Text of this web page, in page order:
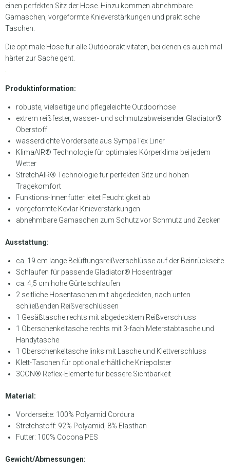
einen perfekten Sitz der Hose. Hinzu kommen abnehmbare
Gamaschen, vorgeformte Knieverstärkungen und praktische
Taschen.
Die optimale Hose für alle Outdooraktivitäten, bei denen es auch mal
härter zur Sache geht.
Produktinformation:
robuste, vielseitige und pflegeleichte Outdoorhose
extrem reißfester, wasser- und schmutzabweisender Gladiator®
Oberstoff
wasserdichte Vorderseite aus SympaTex Liner
KlimaAIR® Technologie für optimales Körperklima bei jedem
Wetter
StretchAIR® Technologie für perfekten Sitz und hohen
Tragekomfort
Funktions-Innenfutter leitet Feuchtigkeit ab
vorgeformte Kevlar-Knieverstärkungen
abnehmbare Gamaschen zum Schutz vor Schmutz und Zecken
Ausstattung:
ca. 19 cm lange Belüftungsreißverschlüsse auf der Beinrückseite
Schlaufen für passende Gladiator® Hosenträger
ca. 4,5 cm hohe Gürtelschlaufen
2 seitliche Hosentaschen mit abgedeckten, nach unten
schließenden Reißverschlüssen
1 Gesäßtasche rechts mit abgedecktem Reißverschluss
1 Oberschenkeltasche rechts mit 3-fach Meterstabtasche und
Handytasche
1 Oberschenkeltasche links mit Lasche und Klettverschluss
Klett-Taschen für optional erhältliche Kniepolster
3CON® Reflex-Elemente für bessere Sichtbarkeit
Material:
Vorderseite: 100% Polyamid Cordura
Stretchstoff: 92% Polyamid, 8% Elasthan
Futter: 100% Cocona PES
Gewicht/Abmessungen: